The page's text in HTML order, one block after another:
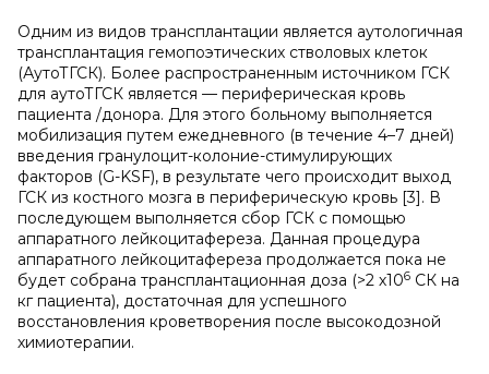
Одним из видов трансплантации является аутологичная
трансплантация гемопоэтических стволовых клеток
(АутоТГСК). Более распространенным источником ГСК
для аутоТГСК является — периферическая кровь
пациента /донора. Для этого больному выполняется
мобилизация путем ежедневного (в течение 4–7 дней)
введения гранулоцит-колоние-стимулирующих
факторов (G-KSF), в результате чего происходит выход
ГСК из костного мозга в периферическую кровь [3]. В
последующем выполняется сбор ГСК с помощью
аппаратного лейкоцитафереза. Данная процедура
аппаратного лейкоцитафереза продолжается пока не
будет собрана трансплантационная доза (>2 х106 СК на
кг пациента), достаточная для успешного
восстановления кроветворения после высокодозной
химиотерапии.